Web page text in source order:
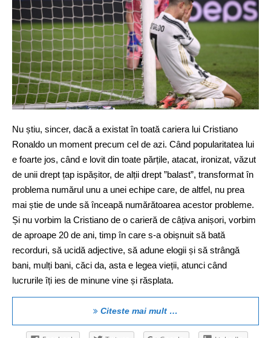
Nu știu, sincer, dacă a existat în toată cariera lui Cristiano
Ronaldo un moment precum cel de azi. Când popularitatea lui
e foarte jos, când e lovit din toate părțile, atacat, ironizat, văzut
de unii drept țap ispășitor, de alții drept ”balast”, transformat în
problema numărul unu a unei echipe care, de altfel, nu prea
mai știe de unde să înceapă numărătoarea acestor probleme.
Și nu vorbim la Cristiano de o carieră de câțiva anișori, vorbim
de aproape 20 de ani, timp în care s-a obișnuit să bată
recorduri, să ucidă adjective, să adune elogii și să strângă
bani, mulți bani, căci da, asta e legea vieții, atunci când
lucrurile îți ies de minune vine și răsplata.
Citeste mai mult …